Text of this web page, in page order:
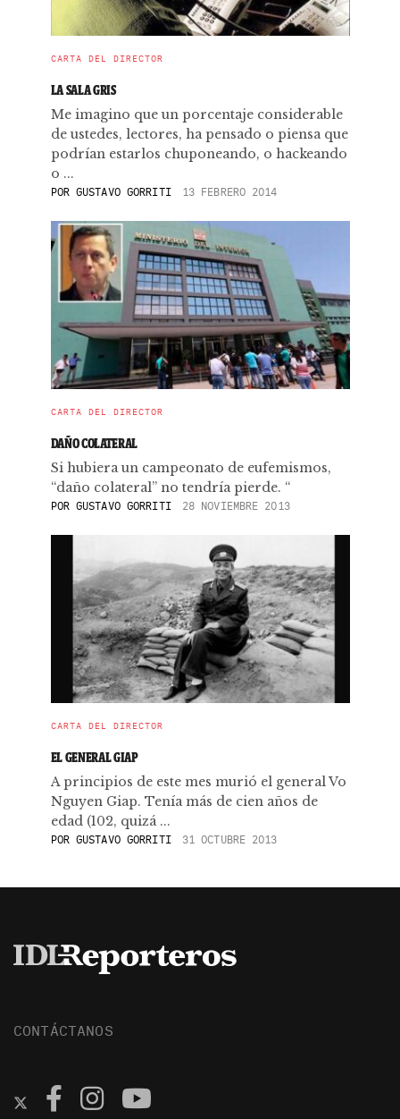
CARTA DEL DIRECTOR
LA SALA GRIS
Me imagino que un porcentaje considerable
de ustedes, lectores, ha pensado o piensa que
podrían estarlos chuponeando, o hackeando
o ...
POR GUSTAVO GORRITI 13 FEBRERO 2014
CARTA DEL DIRECTOR
DAÑO COLATERAL
Si hubiera un campeonato de eufemismos,
“daño colateral” no tendría pierde. “
POR GUSTAVO GORRITI 28 NOVIEMBRE 2013
CARTA DEL DIRECTOR
EL GENERAL GIAP
A principios de este mes murió el general Vo
Nguyen Giap. Tenía más de cien años de
edad (102, quizá ...
POR GUSTAVO GORRITI 31 OCTUBRE 2013
CONTÁCTANOS